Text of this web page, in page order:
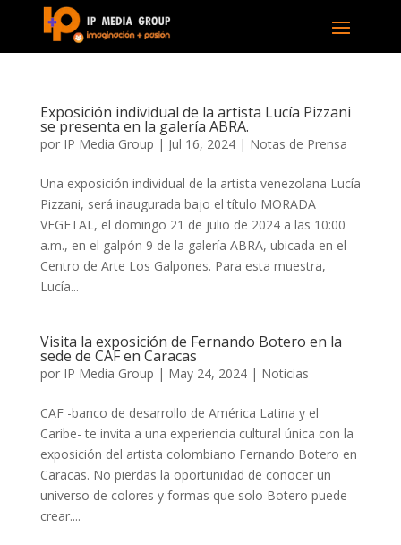
Exposición individual de la artista Lucía Pizzani
se presenta en la galería ABRA.
por IP Media Group | Jul 16, 2024| Notas de Prensa
Una exposición individual de la artista venezolana Lucía
Pizzani, será inaugurada bajo el título MORADA
VEGETAL, el domingo 21 de julio de 2024 a las 10:00
a.m., en el galpón 9 de la galería ABRA, ubicada en el
Centro de Arte Los Galpones. Para esta muestra,
Lucía...
Visita la exposición de Fernando Botero en la
sede de CAF en Caracas
por IP Media Group | May 24, 2024| Noticias
CAF -banco de desarrollo de América Latina y el
Caribe- te invita a una experiencia cultural única con la
exposición del artista colombiano Fernando Botero en
Caracas. No pierdas la oportunidad de conocer un
universo de colores y formas que solo Botero puede
crear....